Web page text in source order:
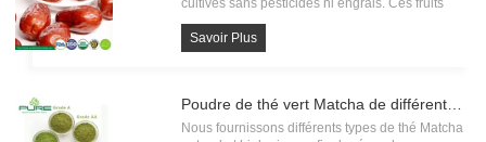
pure et naturelle.
Savoir Plus
Nous fournissons différents types de thé Matcha